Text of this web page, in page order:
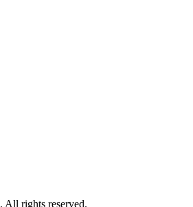
. All rights reserved.